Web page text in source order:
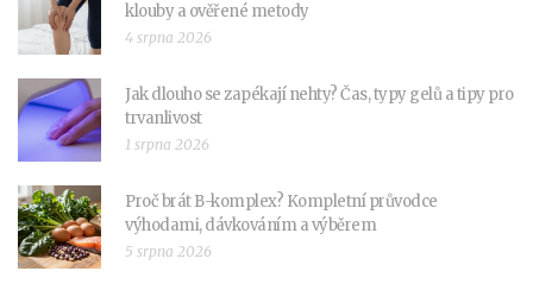
klouby a ověřené metody
4 srpna 2026
Jak dlouho se zapékají nehty? Čas, typy gelů a tipy pro
trvanlivost
1 srpna 2026
Proč brát B-komplex? Kompletní průvodce
výhodami, dávkováním a výběrem
5 srpna 2026